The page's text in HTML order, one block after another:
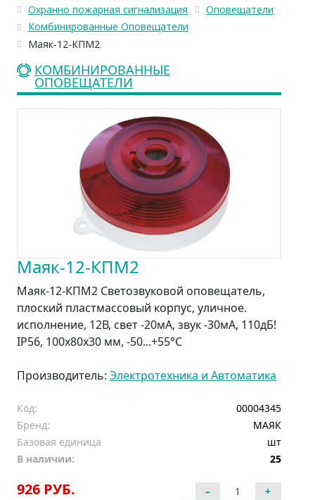
Охранно пожарная сигнализация
Оповещатели
Комбинированные Оповещатели
Маяк-12-КПМ2
КОМБИНИРОВАННЫЕ
ОПОВЕЩАТЕЛИ
Маяк-12-КПМ2
Маяк-12-КПМ2 Светозвуковой оповещатель,
плоский пластмассовый корпус, уличное.
исполнение, 12В, свет -20мА, звук -30мА, 110дБ!
IP56, 100х80х30 мм, -50...+55°С
Производитель: Электротехника и Автоматика
Код:
00004345
Бренд:
МАЯК
Базовая единица
шт
В наличии:
25
926 РУБ.